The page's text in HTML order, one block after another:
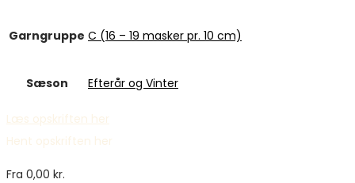
Garngruppe C (16 – 19 masker pr. 10 cm)
Sæson Efterår og Vinter
Læs opskriften her
Hent opskriften her
Fra 0,00 kr.